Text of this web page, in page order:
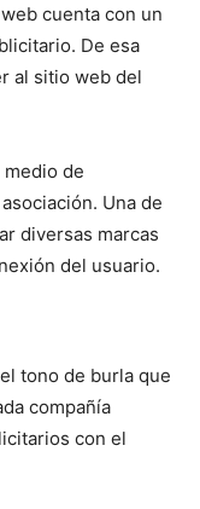
cuenta con un
De esa
al sitio web del
de
Una de
diversas marcas
del usuario.
tono de burla que
compañía
con el